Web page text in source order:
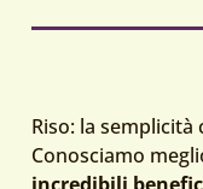
Riso: la semplicità
Conosciamo